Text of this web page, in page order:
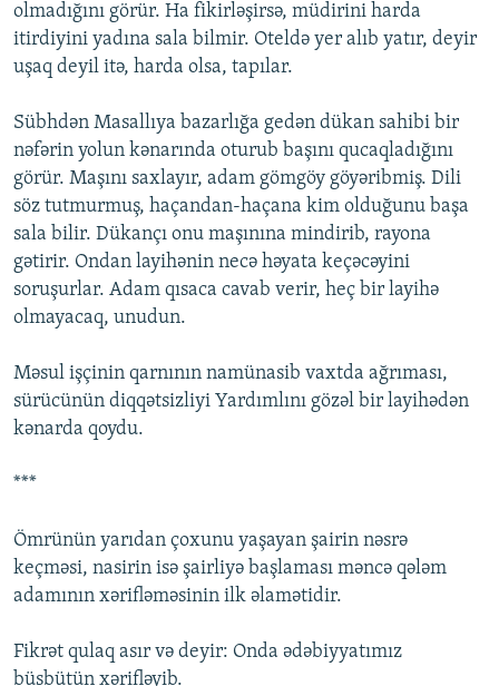
olmadığını görür. Ha fikirləşirsə, müdirini harda
itirdiyini yadına sala bilmir. Oteldə yer alıb yatır, deyir
uşaq deyil itə, harda olsa, tapılar.
Sübhdən Masallıya bazarlığa gedən dükan sahibi bir
nəfərin yolun kənarında oturub başını qucaqladığını
görür. Maşını saxlayır, adam gömgöy göyəribmiş. Dili
söz tutmurmuş, haçandan-haçana kim olduğunu başa
sala bilir. Dükançı onu maşınına mindirib, rayona
gətirir. Ondan layihənin necə həyata keçəcəyini
soruşurlar. Adam qısaca cavab verir, heç bir layihə
olmayacaq, unudun.
Məsul işçinin qarnının namünasib vaxtda ağrıması,
sürücünün diqqətsizliyi Yardımlını gözəl bir layihədən
kənarda qoydu.
***
Ömrünün yarıdan çoxunu yaşayan şairin nəsrə
keçməsi, nasirin isə şairliyə başlaması məncə qələm
adamının xərifləməsinin ilk əlamətidir.
Fikrət qulaq asır və deyir: Onda ədəbiyyatımız
büsbütün xərifləyib.